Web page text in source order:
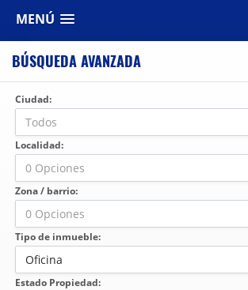
MENÚ
BÚSQUEDA AVANZADA
Ciudad:
Todos
Localidad:
0 Opciones
Zona / barrio:
0 Opciones
Tipo de inmueble:
Oficina
Estado Propiedad: